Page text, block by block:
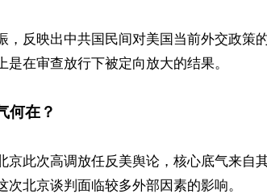
，反映出中共国民间对美国当前外交政
是在审查放行下被定向放大的结果。
何在？
京此次高调放任反美舆论，核心底气来自
次北京谈判面临较多外部因素的影响。